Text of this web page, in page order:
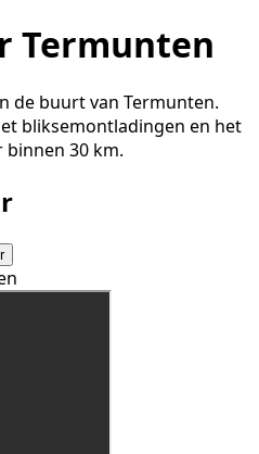
Termunten
de buurt van Termunten.
bliksemontladingen en het
30 km.